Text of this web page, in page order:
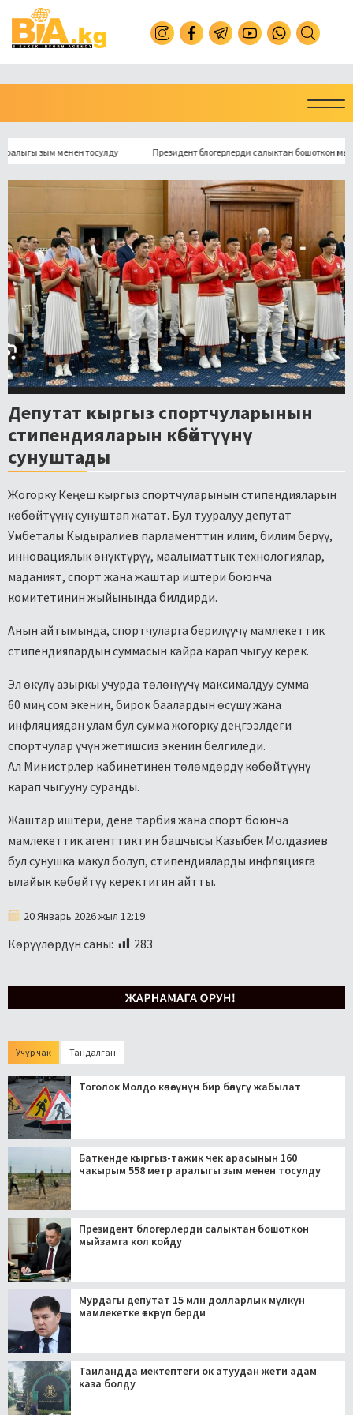
зым менен тосулду Президент блогерлерди салыктан бошоткон мыйзамга
Депутат кыргыз спортчуларынын
стипендияларын көбөйтүүнү
сунуштады
Жогорку Кеңеш кыргыз спортчуларынын стипендияларын
көбөйтүүнү сунуштап жатат. Бул тууралуу депутат
Умбеталы Кыдыралиев парламенттин илим, билим берүү,
инновациялык өнүктүрүү, маалыматтык технологиялар,
маданият, спорт жана жаштар иштери боюнча
комитетинин жыйынында билдирди.
Анын айтымында, спортчуларга берилүүчү мамлекеттик
стипендиялардын суммасын кайра карап чыгуу керек.
Эл өкүлү азыркы учурда төлөнүүчү максималдуу сумма
60 миң сом экенин, бирок баалардын өсүшү жана
инфляциядан улам бул сумма жогорку деңгээлдеги
спортчулар үчүн жетишсиз экенин белгиледи.
Ал Министрлер кабинетинен төлөмдөрдү көбөйтүүнү
карап чыгууну суранды.
Жаштар иштери, дене тарбия жана спорт боюнча
мамлекеттик агенттиктин башчысы Казыбек Молдазиев
бул сунушка макул болуп, стипендияларды инфляцияга
ылайык көбөйтүү керектигин айтты.
20 Январь 2026 жыл 12:19
Көрүүлөрдүн саны: 283
Учур чак Тандалган
Тоголок Молдо көчөсүнүн бир бөлүгү жабылат
Баткенде кыргыз-тажик чек арасынын 160
чакырым 558 метр аралыгы зым менен тосулду
Президент блогерлерди салыктан бошоткон
мыйзамга кол койду
Мурдагы депутат 15 млн долларлык мүлкүн
мамлекетке өткөрүп берди
Таиландда мектептеги ок атуудан жети адам
каза болду